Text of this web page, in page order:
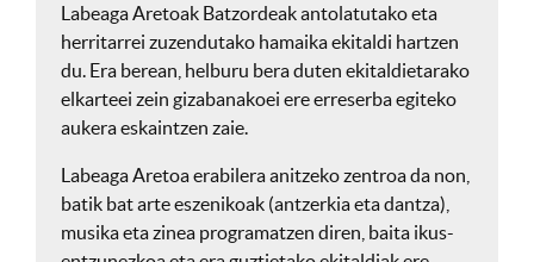
Labeaga Aretoak Batzordeak antolatutako eta
herritarrei zuzendutako hamaika ekitaldi hartzen
du. Era berean, helburu bera duten ekitaldietarako
elkarteei zein gizabanakoei ere erreserba egiteko
aukera eskaintzen zaie.
Labeaga Aretoa erabilera anitzeko zentroa da non,
batik bat arte eszenikoak (antzerkia eta dantza),
musika eta zinea programatzen diren, baita ikus-